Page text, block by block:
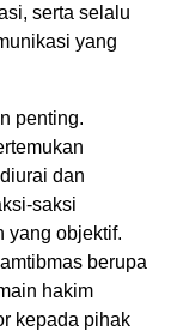
serta selalu
yang
penting.
dan
saksi
yang objektif.
berupa
hakim
kepada pihak